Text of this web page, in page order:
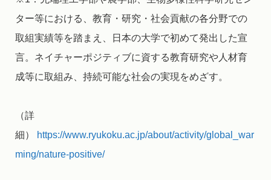
ター等における、教育・研究・社会貢献の各分野での
取組実績等を踏まえ、日本の大学で初めて発出した宣
言。ネイチャーポジティブに資する教育研究や人材育
成等に取組み、持続可能な社会の実現をめざす。
（詳
細）
https://www.ryukoku.ac.jp/about/activity/global_war
ming/nature-positive/